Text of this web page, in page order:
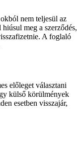
nem teljesül az
meg a szerződés,
A foglaló
előleget választani
külső körülmények
esetben visszajár,